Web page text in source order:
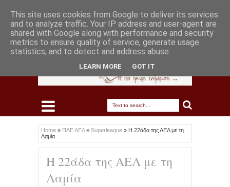
Home » ΠΑΕ ΑΕΛ» Superleague » Η 22άδα της ΑΕΛ με τη
Λαμία
Η 22άδα της ΑΕΛ με τη
Λαμία
This site uses cookies from Google to deliver its services
and to analyze traffic. Your IP address and user-agent are
shared with Google along with performance and security
metrics to ensure quality of service, generate usage
statistics, and to detect and address abuse.
LEARN MORE GOT IT